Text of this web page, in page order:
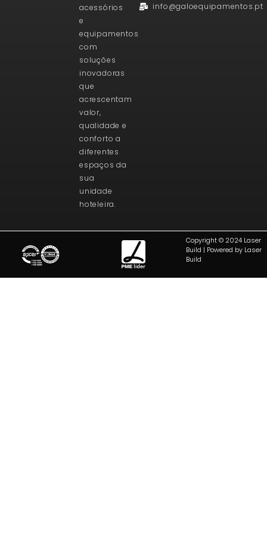
acessórios
e
equipamentos
com
soluções
inovadoras
que
acrescentam
valor,
qualidade e
conforto a
diferentes
espaços da
sua
unidade
hoteleira.
info@galoequipamentos.pt
Copyright © 2024 Laser
Build | Powered by Laser
Build